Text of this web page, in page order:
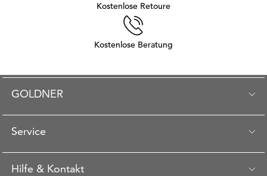
Kostenlose Retoure
Kostenlose Beratung
GOLDNER
Service
Hilfe & Kontakt